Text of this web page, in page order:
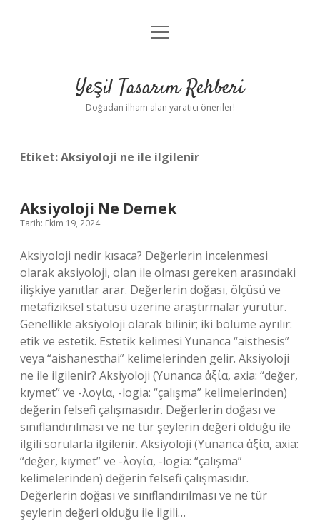
Anasayfa
Yasal Uyarı
menüyü
Yeşil Tasarım Rehberi
Doğadan ilham alan yaratıcı öneriler!
Etiket:Aksiyoloji ne ile ilgilenir
Aksiyoloji Ne Demek
Tarih: Ekim 19, 2024
Aksiyoloji nedir kısaca? Değerlerin incelenmesi
olarak aksiyoloji, olan ile olması gereken arasındaki
ilişkiye yanıtlar arar. Değerlerin doğası, ölçüsü ve
metafiziksel statüsü üzerine araştırmalar yürütür.
Genellikle aksiyoloji olarak bilinir; iki bölüme ayrılır:
etik ve estetik. Estetik kelimesi Yunanca “aisthesis”
veya “aishanesthai” kelimelerinden gelir. Aksiyoloji
ne ile ilgilenir? Aksiyoloji (Yunanca ἀξία, axia: “değer,
kıymet” ve -λογία, -logia: “çalışma” kelimelerinden)
değerin felsefi çalışmasıdır. Değerlerin doğası ve
sınıflandırılması ve ne tür şeylerin değeri olduğu ile
ilgili sorularla ilgilenir. Aksiyoloji (Yunanca ἀξία, axia:
“değer, kıymet” ve -λογία, -logia: “çalışma”
kelimelerinden) değerin felsefi çalışmasıdır.
Değerlerin doğası ve sınıflandırılması ve ne tür
şeylerin değeri olduğu ile ilgili…